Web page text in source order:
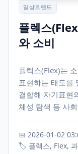
일상트렌드
플렉스
와 소비
플렉스(Flex)는
표현하는 태도를
결합해 자기표현
체성 탐색 등 사
📅 2026-01-02
🏷️ 플렉스, Flex, 과